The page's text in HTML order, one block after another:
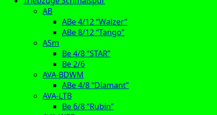
AB
ABe 4/12 “Walzer”
ABe 8/12 “Tango”
ASm
Be 4/8 “STAR”
Be 2/6
AVA-BDWM
ABe 4/8 “Diamant”
AVA-LTB
Be 6/8 “Rubin”